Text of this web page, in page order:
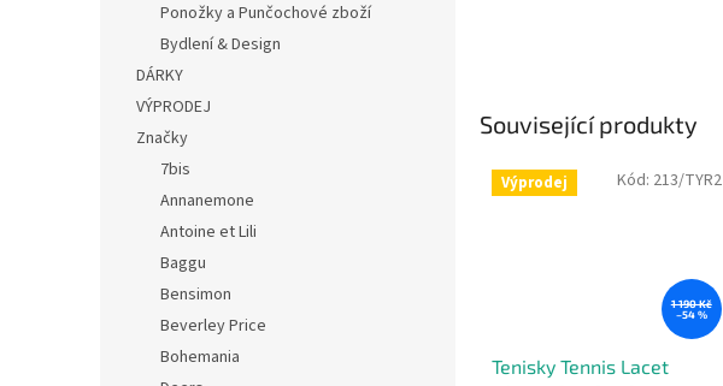
Ponožky a Punčochové zboží
Bydlení & Design
DÁRKY
VÝPRODEJ
Značky
7bis
Annanemone
Antoine et Lili
Baggu
Bensimon
Beverley Price
Bohemania
Související produkty
Výprodej
1 190 Kč
–54 %
Tenisky Tennis Lacet
Kód: 213/TYR2